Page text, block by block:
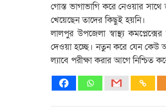
গোস্ত ভাগাভাগি করে নেওয়ার
খেয়েছেন তাদের কিছুই হয়নি।
লালপুর উপজেলা স্বাস্থ্য
দেওয়া হচ্ছে। নতুন করে যেন
ল্যাবে পরীক্ষা করার আগে নিশ্চিত